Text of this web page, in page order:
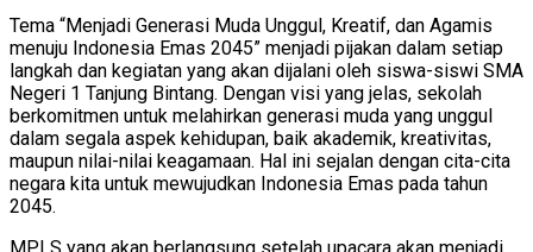
Tema “Menjadi Generasi Muda Unggul, Kreatif, dan Agamis
menuju Indonesia Emas 2045” menjadi pijakan dalam setiap
langkah dan kegiatan yang akan dijalani oleh siswa-siswi SMA
Negeri 1 Tanjung Bintang. Dengan visi yang jelas, sekolah
berkomitmen untuk melahirkan generasi muda yang unggul
dalam segala aspek kehidupan, baik akademik, kreativitas,
maupun nilai-nilai keagamaan. Hal ini sejalan dengan cita-cita
negara kita untuk mewujudkan Indonesia Emas pada tahun
2045.
MPLS yang akan berlangsung setelah upacara akan menjadi